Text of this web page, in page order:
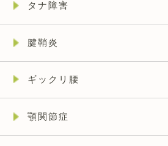
タナ障害
腱鞘炎
ギックリ腰
顎関節症